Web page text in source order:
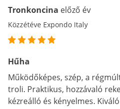
Tronkoncina előző év
Közzétéve Expondo Italy
Hűha
Működőképes, szép, a
troli. Praktikus, hozzávaló
kézreálló és kényelmes.